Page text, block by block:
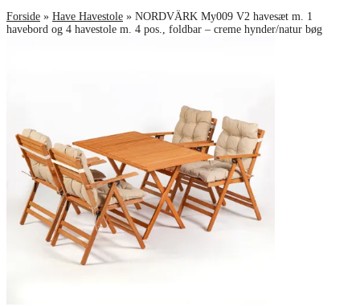
Forside » Have Havestole » NORDVÄRK My009 V2 havesæt m. 1
havebord og 4 havestole m. 4 pos., foldbar – creme hynder/natur bøg